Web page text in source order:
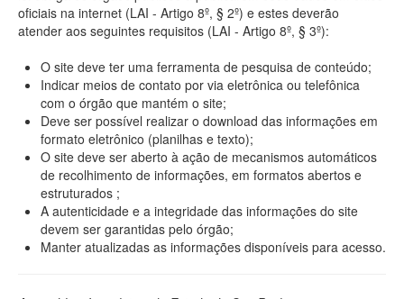
oficiais na internet (LAI - Artigo 8º, § 2º) e estes deverão
atender aos seguintes requisitos (LAI - Artigo 8º, § 3º):
O site deve ter uma ferramenta de pesquisa de conteúdo;
Indicar meios de contato por via eletrônica ou telefônica
com o órgão que mantém o site;
Deve ser possível realizar o download das informações em
formato eletrônico (planilhas e texto);
O site deve ser aberto à ação de mecanismos automáticos
de recolhimento de informações, em formatos abertos e
estruturados ;
A autenticidade e a integridade das informações do site
devem ser garantidas pelo órgão;
Manter atualizadas as informações disponíveis para acesso.